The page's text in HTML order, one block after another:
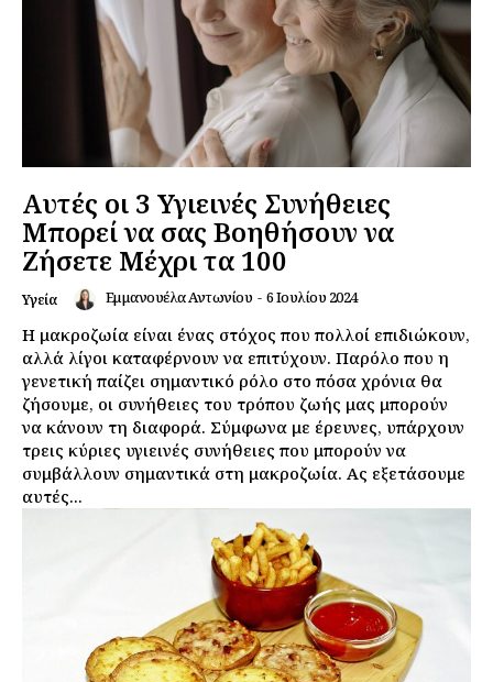
Εγγραφείτε τώρα!
Daily Food
Αυτές οι 3 Υγιεινές Συνήθειες
Μπορεί να σας Βοηθήσουν να
Ζήσετε Μέχρι τα 100
Υγεία Εμμανουέλα Αντωνίου - 6 Ιουλίου 2024
Η μακροζωία είναι ένας στόχος που πολλοί επιδιώκουν,
αλλά λίγοι καταφέρνουν να επιτύχουν. Παρόλο που η
γενετική παίζει σημαντικό ρόλο στο πόσα χρόνια θα
ζήσουμε, οι συνήθειες του τρόπου ζωής μας μπορούν
να κάνουν τη διαφορά. Σύμφωνα με έρευνες, υπάρχουν
τρεις κύριες υγιεινές συνήθειες που μπορούν να
συμβάλλουν σημαντικά στη μακροζωία. Ας εξετάσουμε
αυτές...